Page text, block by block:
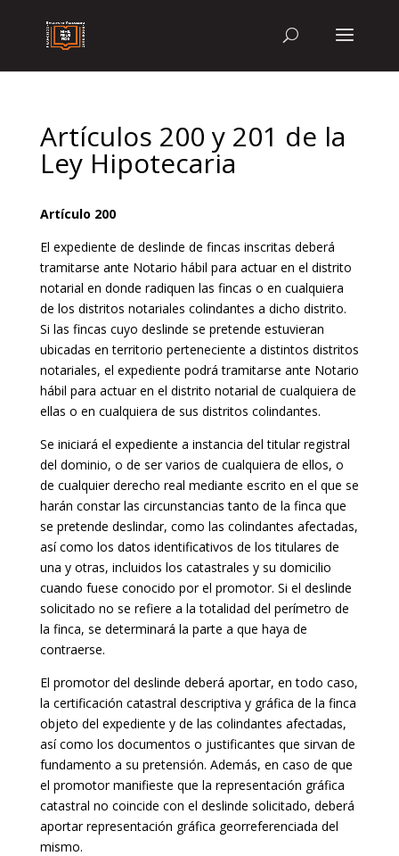
Artículos 200 y 201 de la
Ley Hipotecaria
Artículo 200
El expediente de deslinde de fincas inscritas deberá
tramitarse ante Notario hábil para actuar en el distrito
notarial en donde radiquen las fincas o en cualquiera
de los distritos notariales colindantes a dicho distrito.
Si las fincas cuyo deslinde se pretende estuvieran
ubicadas en territorio perteneciente a distintos distritos
notariales, el expediente podrá tramitarse ante Notario
hábil para actuar en el distrito notarial de cualquiera de
ellas o en cualquiera de sus distritos colindantes.
Se iniciará el expediente a instancia del titular registral
del dominio, o de ser varios de cualquiera de ellos, o
de cualquier derecho real mediante escrito en el que se
harán constar las circunstancias tanto de la finca que
se pretende deslindar, como las colindantes afectadas,
así como los datos identificativos de los titulares de
una y otras, incluidos los catastrales y su domicilio
cuando fuese conocido por el promotor. Si el deslinde
solicitado no se refiere a la totalidad del perímetro de
la finca, se determinará la parte a que haya de
contraerse.
El promotor del deslinde deberá aportar, en todo caso,
la certificación catastral descriptiva y gráfica de la finca
objeto del expediente y de las colindantes afectadas,
así como los documentos o justificantes que sirvan de
fundamento a su pretensión. Además, en caso de que
el promotor manifieste que la representación gráfica
catastral no coincide con el deslinde solicitado, deberá
aportar representación gráfica georreferenciada del
mismo.